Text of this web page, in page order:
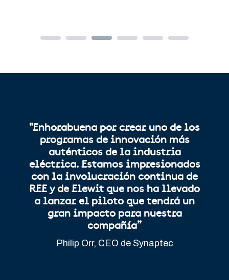
"Enhorabuena por crear uno de los
programas de innovación más
auténticos de la industria
eléctrica. Estamos impresionados
con la involucración continua de
REE y de Elewit que nos ha llevado
a lanzar el piloto que tendrá un
gran impacto para nuestra
compañía”
Philip Orr, CEO de Synaptec